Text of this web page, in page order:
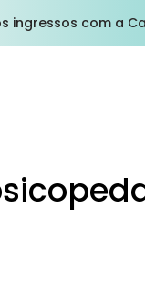
ingressos com a